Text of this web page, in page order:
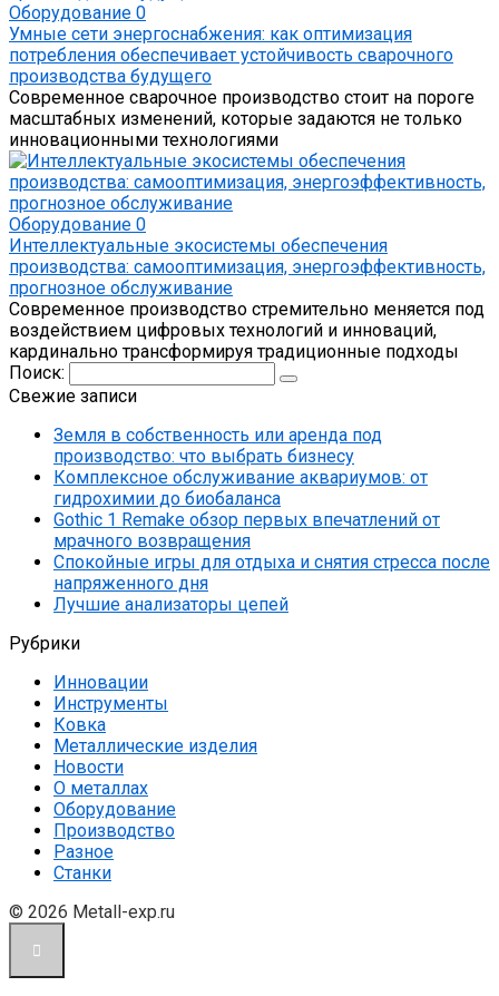
Оборудование 0
Умные сети энергоснабжения: как оптимизация
потребления обеспечивает устойчивость сварочного
производства будущего
Современное сварочное производство стоит на пороге
масштабных изменений, которые задаются не только
инновационными технологиями
Оборудование 0
Интеллектуальные экосистемы обеспечения
производства: самооптимизация, энергоэффективность,
прогнозное обслуживание
Современное производство стремительно меняется под
воздействием цифровых технологий и инноваций,
кардинально трансформируя традиционные подходы
Поиск:
Свежие записи
Земля в собственность или аренда под
производство: что выбрать бизнесу
Комплексное обслуживание аквариумов: от
гидрохимии до биобаланса
Gothic 1 Remake обзор первых впечатлений от
мрачного возвращения
Спокойные игры для отдыха и снятия стресса после
напряженного дня
Лучшие анализаторы цепей
Рубрики
Инновации
Инструменты
Ковка
Металлические изделия
Новости
О металлах
Оборудование
Производство
Разное
Станки
© 2026 Metall-exp.ru